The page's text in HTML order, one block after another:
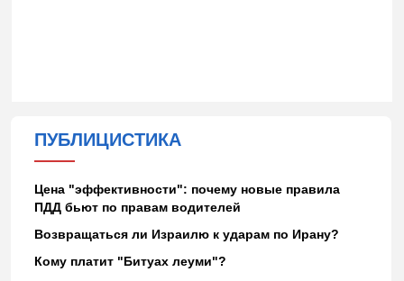
ПУБЛИЦИСТИКА
Цена "эффективности": почему новые правила
ПДД бьют по правам водителей
Возвращаться ли Израилю к ударам по Ирану?
Кому платит "Битуах леуми"?